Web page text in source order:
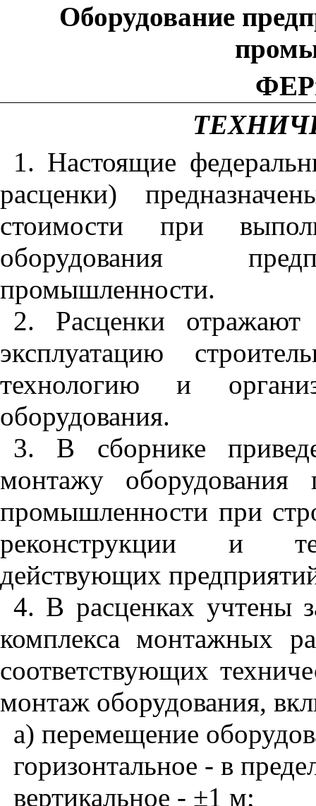
Оборудование
1. Настоящие
расценки)
стоимости при
оборудования
промышленности.
2. Расценки отражают
эксплуатацию
технологию и
оборудования.
3. В сборнике
монтажу оборудования
промышленности при
реконструкции и
действующих
4. В расценках учтены
комплекса монтажных
соответствующих
монтаж оборудования,
а) перемещение
горизонтальное - в
вертикальное - ±1 м;